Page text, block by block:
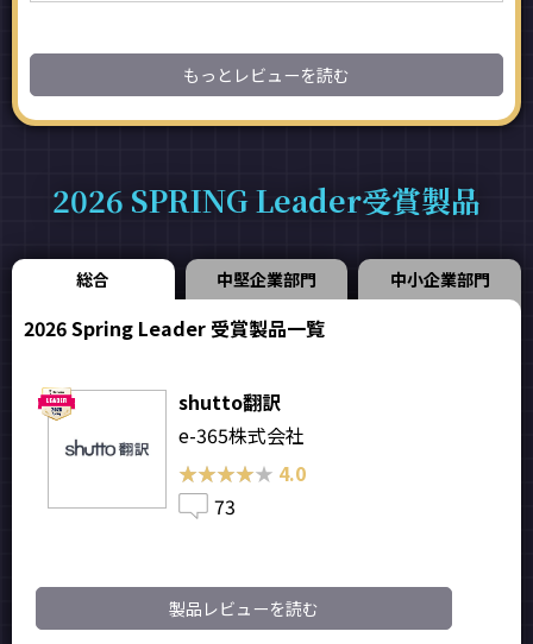
もっとレビューを読む
2026 SPRING Leader受賞製品
総合 中堅企業部門 中小企業部門
2026 Spring Leader 受賞製品一覧
shutto翻訳
e-365株式会社
★★★★★
★★★★★ 4.0
73
製品レビューを読む